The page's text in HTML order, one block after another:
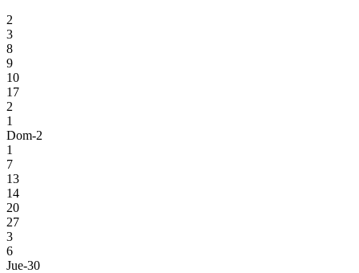
2
3
8
9
10
17
2
1
Dom-2
1
7
13
14
20
27
3
6
Jue-30